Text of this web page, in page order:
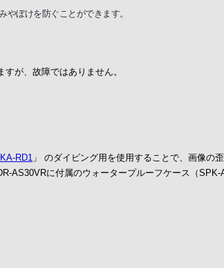
ぼけを防ぐことができます。
が、故障ではありません。
RD1 」 のダイビング用を使用することで、画像の
AS30VRに付属のウォータープルーフケース（SPK-